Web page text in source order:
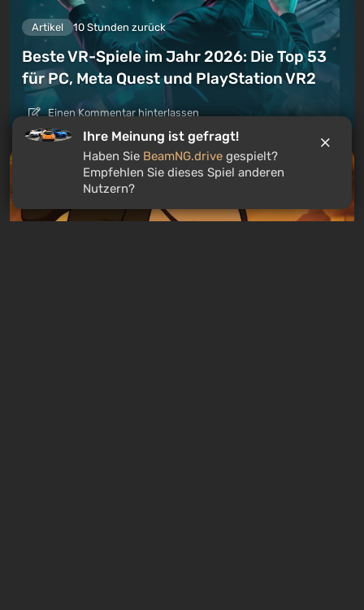
Artikel 10 Stunden zurück
Beste VR-Spiele im Jahr 2026: Die Top 53
für PC, Meta Quest und PlayStation VR2
Einen Kommentar hinterlassen
Ihre Meinung ist gefragt!
Haben Sie BeamNG.drive gespielt?
Empfehlen Sie dieses Spiel anderen
Nutzern?